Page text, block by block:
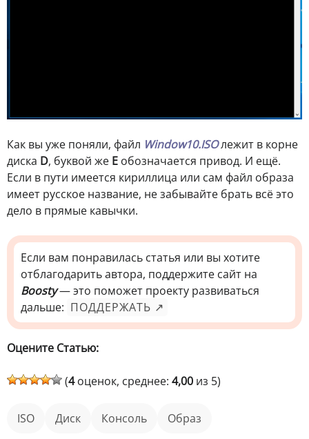
Как вы уже поняли, файл Window10.ISOлежит в корне
диска D, буквой же E обозначается привод. И ещё.
Если в пути имеется кириллица или сам файл образа
имеет русское название, не забывайте брать всё это
дело в прямые кавычки.
Если вам понравилась статья или вы хотите
отблагодарить автора, поддержите сайт на
Boosty— это поможет проекту развиваться
дальше: ПОДДЕРЖАТЬ ↗
Оцените Статью:
(4оценок, среднее: 4,00 из 5)
ISO диск консоль образ